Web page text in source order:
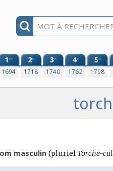
1re
1694
2e
1718
3e
1740
4e
1762
5e
1798
masculin (pluriel Torche-